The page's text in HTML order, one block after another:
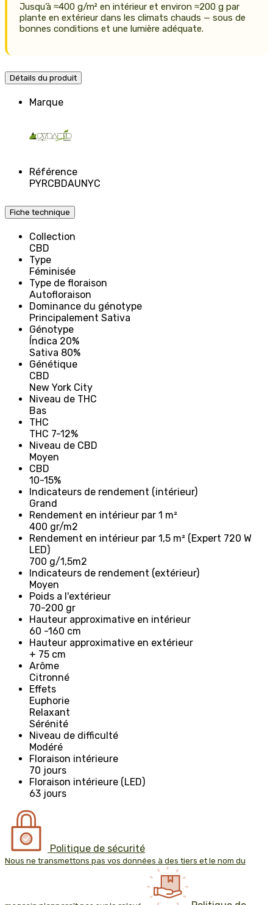
Jusqu’à ≈400 g/m² en intérieur et environ ≈200 g par
plante en extérieur dans les climats chauds — sous de
bonnes conditions et une lumière adéquate.
Détails du produit
Marque
Référence
PYRCBDAUNYC
Fiche technique
Collection
CBD
Type
Féminisée
Type de floraison
Autofloraison
Dominance du génotype
Principalement Sativa
Génotype
Índica 20%
Sativa 80%
Génétique
CBD
New York City
Niveau de THC
Bas
THC
THC 7-12%
Niveau de CBD
Moyen
CBD
10-15%
Indicateurs de rendement (intérieur)
Grand
Rendement en intérieur par 1 m²
400 gr/m2
Rendement en intérieur par 1,5 m² (Expert 720 W
LED)
700 g/1,5m2
Indicateurs de rendement (extérieur)
Moyen
Poids a l'extérieur
70-200 gr
Hauteur approximative en intérieur
60 -160 cm
Hauteur approximative en extérieur
+ 75 cm
Arôme
Citronné
Effets
Euphorie
Relaxant
Sérénité
Niveau de difficulté
Modéré
Floraison intérieure
70 jours
Floraison intérieure (LED)
63 jours
Politique de sécurité
Nous ne transmettons pas vos données à des tiers et le nom du